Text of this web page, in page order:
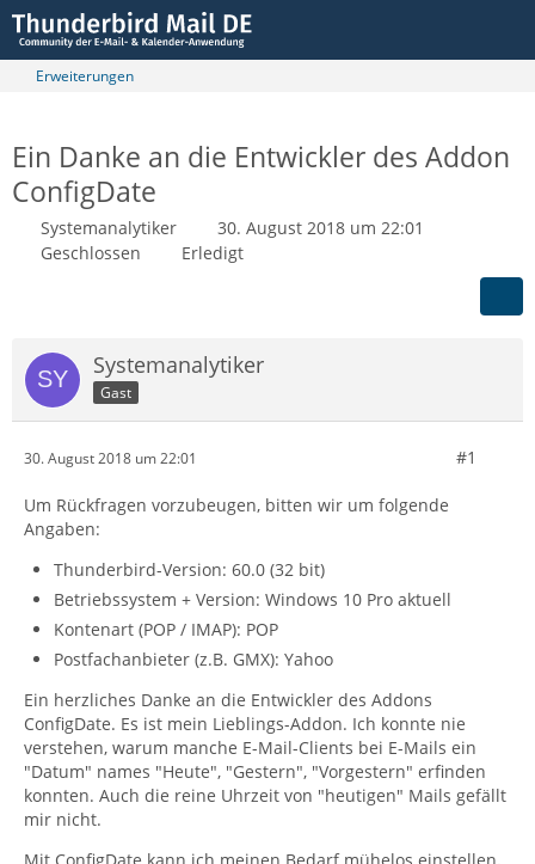
Erweiterungen
Ein Danke an die Entwickler des Addon
ConfigDate
Systemanalytiker
30. August 2018 um 22:01
Geschlossen
Erledigt
Systemanalytiker
Gast
30. August 2018 um 22:01 #1
Um Rückfragen vorzubeugen, bitten wir um folgende
Angaben:
Thunderbird-Version: 60.0 (32 bit)
Betriebssystem + Version: Windows 10 Pro aktuell
Kontenart (POP / IMAP): POP
Postfachanbieter (z.B. GMX): Yahoo
Ein herzliches Danke an die Entwickler des Addons
ConfigDate. Es ist mein Lieblings-Addon. Ich konnte nie
verstehen, warum manche E-Mail-Clients bei E-Mails ein
"Datum" names "Heute", "Gestern", "Vorgestern" erfinden
konnten. Auch die reine Uhrzeit von "heutigen" Mails gefällt
mir nicht.